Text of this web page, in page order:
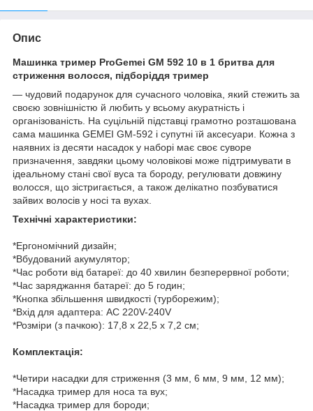
Опис
Машинка тример ProGemei GM 592 10 в 1 бритва для
стриження волосся, підборіддя тример
— чудовий подарунок для сучасного чоловіка, який стежить за
своєю зовнішністю й любить у всьому акуратність і
організованість. На суцільній підставці грамотно розташована
сама машинка GEMEI GM-592 і супутні їй аксесуари. Кожна з
наявних із десяти насадок у наборі має своє суворе
призначення, завдяки цьому чоловікові може підтримувати в
ідеальному стані свої вуса та бороду, регулювати довжину
волосся, що зістригається, а також делікатно позбуватися
зайвих волосів у носі та вухах.
Технічні характеристики:
*Ергономічний дизайн;
*Вбудований акумулятор;
*Час роботи від батареї: до 40 хвилин безперервної роботи;
*Час заряджання батареї: до 5 годин;
*Кнопка збільшення швидкості (турборежим);
*Вхід для адаптера: AC 220V-240V
*Розміри (з пачкою): 17,8 х 22,5 х 7,2 см;
Комплектація:
*Четири насадки для стриження (3 мм, 6 мм, 9 мм, 12 мм);
*Насадка тример для носа та вух;
*Насадка тример для бороди;